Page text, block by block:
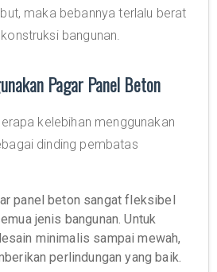
maka bebannya terlalu berat
bangunan.
Pagar Panel Beton
kelebihan menggunakan
dinding pembatas
panel beton sangat fleksibel
jenis bangunan. Untuk
minimalis sampai mewah,
perlindungan yang baik.